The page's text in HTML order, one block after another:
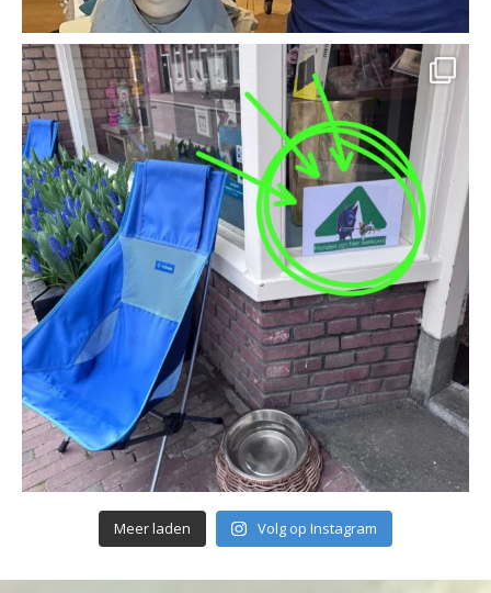
Meer laden Volg op Instagram